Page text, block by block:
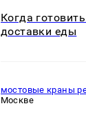
Когда
доставки еды
мостовые краны
Москве